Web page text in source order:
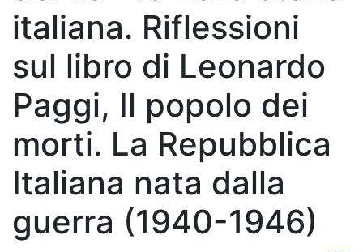
italiana. Riflessioni
sul libro di Leonardo
Paggi, Il popolo dei
morti. La Repubblica
Italiana nata dalla
guerra (1940-1946)